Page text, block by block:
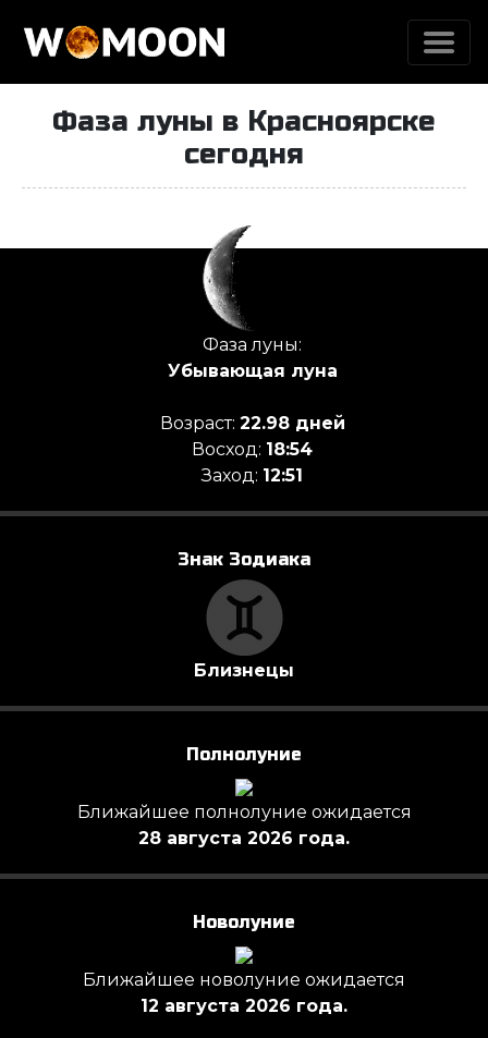
Фаза луны в Красноярске
сегодня
Фаза луны:
Убывающая луна
Возраст: 22.98 дней
Восход: 18:54
Заход: 12:51
Знак Зодиака
Близнецы
Полнолуние
Ближайшее полнолуние ожидается
28 августа 2026 года.
Новолуние
Ближайшее новолуние ожидается
12 августа 2026 года.